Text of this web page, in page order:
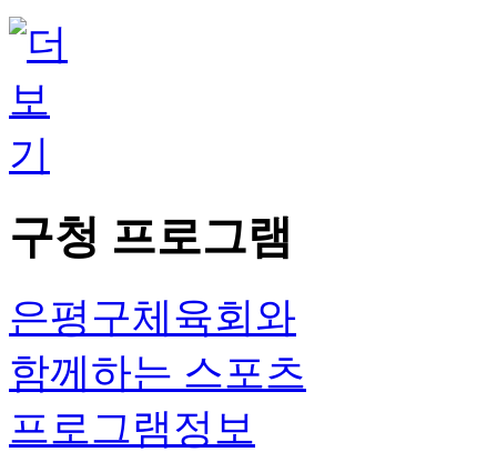
구청 프로그램
은평구체육회와
함께하는 스포츠
프로그램정보